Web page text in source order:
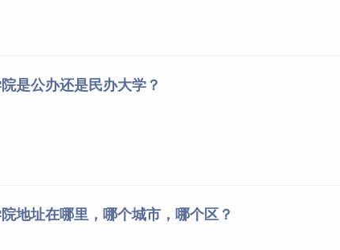
科目成绩从高分到低分顺序进行排序确定考生位次；特殊群
行排序确定考生位次。如果仍然同分，则认可录取系统的投
分实行专业平行志愿投档的录取模式。
是公办还是民办大学？
地址在哪里，哪个城市，哪个区？